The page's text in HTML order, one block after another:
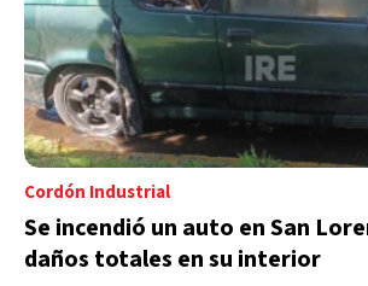
Cordón Industrial
Se incendió un auto en San
daños totales en su interior